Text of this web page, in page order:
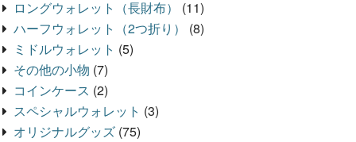
ロングウォレット（長財布）
(11)
ハーフウォレット（2つ折り）
(8)
ミドルウォレット (5)
その他の小物 (7)
コインケース (2)
スペシャルウォレット (3)
オリジナルグッズ (75)